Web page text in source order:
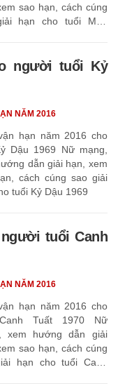
sao hạn, cách cúng
hạn cho tuổi Mậu
người tuổi Kỷ
hạn năm 2016 cho
Dậu 1969 Nữ mạng,
dẫn giải hạn, xem
cách cúng sao giải
tuổi Kỷ Dậu 1969
NĂM 2016
tuổi Canh
hạn năm 2016 cho
Tuất 1970 Nữ
xem hướng dẫn giải
sao hạn, cách cúng
hạn cho tuổi Canh
NĂM 2016